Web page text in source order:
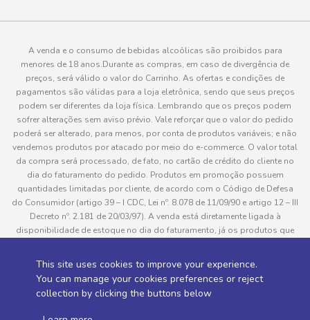
This site uses cookies to improve your experience.
You can manage your cookies preferences or reject
collection by clicking the buttons below
A venda e o consumo de bebidas alcoólicas são proibidos para
menores de 18 anos.Durante as compras, em caso de divergência de
preços, será válido o valor do Carrinho. As ofertas e condições de
pagamentos são válidas para a loja eletrônica, sendo que seus preços
podem ser diferentes da loja física. Lembrando que os preços podem
sofrer alterações sem aviso prévio. Vale reforçar que o valor do pedido
poderá ser alterado, para menos, por conta de produtos variáveis; e não
vendemos produtos por atacado por meio do e-commerce. O valor total
da compra será processado, de fato, no cartão de crédito do cliente no
dia do faturamento do pedido. Produtos em promoção possuem
quantidades limitadas por cliente, de acordo com o Código de Defesa
do Consumidor (artigo 39 – I CDC, Lei nº. 8.078 de 11/09/90 e artigo 12 – III
Decreto nº. 2.181 de 20/03/97). A venda está diretamente ligada à
disponibilidade de estoque no dia do faturamento, já os produtos que
pedido do cliente, este não será entregue e o valor do item não será
cobrado. As fotos dos produtos no site são ilustrativas, podendo haver
divergência com o produto real e todos os pedidos estão sujeitos à